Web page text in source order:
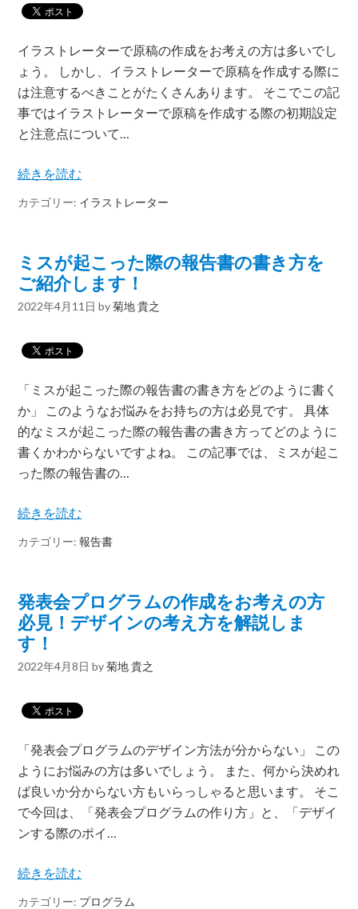
イラストレーターで原稿の作成をお考えの方は多いでし
ょう。 しかし、イラストレーターで原稿を作成する際に
は注意するべきことがたくさんあります。 そこでこの記
事ではイラストレーターで原稿を作成する際の初期設定
と注意点について…
続きを読む
カテゴリー: イラストレーター
ミスが起こった際の報告書の書き方を
ご紹介します！
2022年4月11日 by菊地 貴之
「ミスが起こった際の報告書の書き方をどのように書く
か」 このようなお悩みをお持ちの方は必見です。 具体
的なミスが起こった際の報告書の書き方ってどのように
書くかわからないですよね。 この記事では、ミスが起こ
った際の報告書の…
続きを読む
カテゴリー:報告書
発表会プログラムの作成をお考えの方
必見！デザインの考え方を解説しま
す！
2022年4月8日 by菊地 貴之
「発表会プログラムのデザイン方法が分からない」 この
ようにお悩みの方は多いでしょう。 また、何から決めれ
ば良いか分からない方もいらっしゃると思います。 そこ
で今回は、「発表会プログラムの作り方」と、「デザイ
ンする際のポイ…
続きを読む
カテゴリー: プログラム